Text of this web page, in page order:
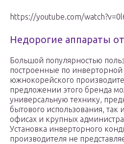
https://youtube.com/
Недорогие аппараты от
Большой популярностью
построенные по инверторной
южнокорейского
предложении этого бренда
универсальную технику,
бытового использования, так
офисах и крупных
Установка инверторного
производителя не